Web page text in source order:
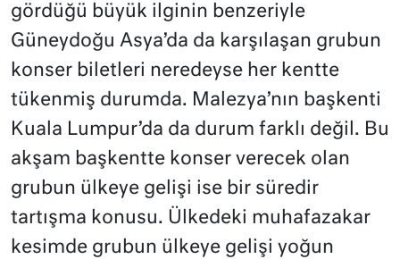
gördüğü büyük ilginin benzeriyle
Güneydoğu Asya’da da karşılaşan grubun
konser biletleri neredeyse her kentte
tükenmiş durumda. Malezya’nın başkenti
Kuala Lumpur’da da durum farklı değil. Bu
akşam başkentte konser verecek olan
grubun ülkeye gelişi ise bir süredir
tartışma konusu. Ülkedeki muhafazakar
kesimde grubun ülkeye gelişi yoğun